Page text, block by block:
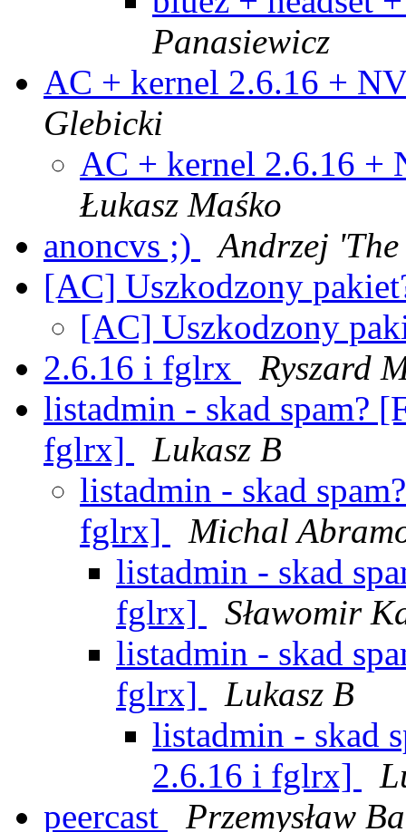
Panasiewicz
AC + kernel 2.6.16 +
Glebicki
AC + kernel 2.6.16 +
Łukasz Maśko
anoncvs ;)
Andrzej
[AC] Uszkodzony
[AC] Uszkodzony
2.6.16 i fglrx
Ryszard
listadmin - skad
fglrx]
Lukasz B
listadmin - skad
fglrx]
Michal
listadmin - skad
fglrx]
Sławomir
listadmin - skad
fglrx]
Lukasz B
listadmin - skad
2.6.16 i fglrx]
peercast
Przemysław